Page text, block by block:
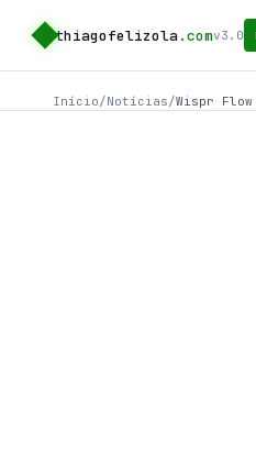
thiagofelizola .comv3.0
Início/Notícias/Wispr